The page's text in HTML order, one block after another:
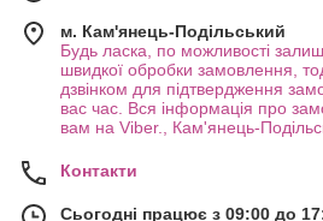
м. Кам'янець-Подільський
Будь ласка, по можливості
швидкої обробки замовлення,
дзвінком для підтвердження
вас час. Вся інформація про
вам на Viber., Кам'янець-
Контакти
Сьогодні працює з 09:00 до